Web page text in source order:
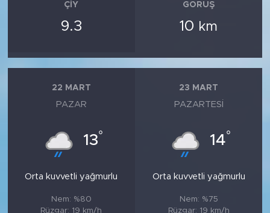
ÇIY
9.3
GÖRÜŞ
10 km
22 MART
PAZAR
13°
Orta kuvvetli yağmurlu
Nem: %80
Rüzgar: 19 km/h
23 MART
PAZARTESI
14°
Orta kuvvetli yağmurlu
Nem: %75
Rüzgar: 19 km/h